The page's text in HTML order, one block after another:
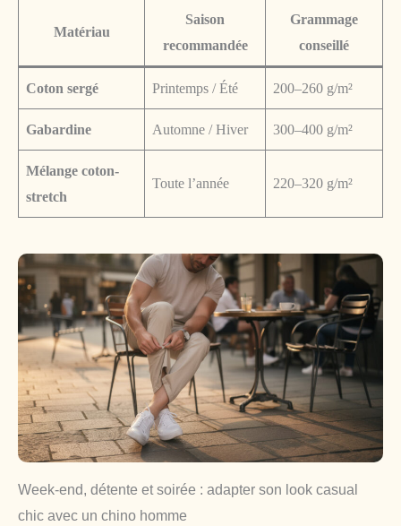
Matériau
Saison
recommandée
Grammage
conseillé
Coton sergé Printemps / Été 200–260 g/m²
Gabardine Automne / Hiver 300–400 g/m²
Mélange coton-
stretch
Toute l’année 220–320 g/m²
Week-end, détente et soirée : adapter son look casual
chic avec un chino homme